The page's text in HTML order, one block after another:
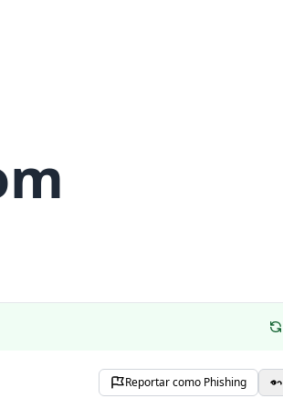
Reportar como Phishing